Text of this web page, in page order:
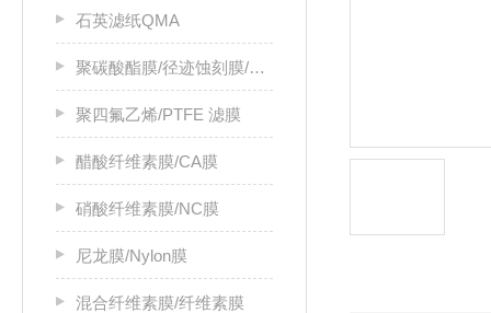
石英滤纸QMA
聚碳酸酯膜/径迹蚀刻膜/PC膜
聚四氟乙烯/PTFE 滤膜
醋酸纤维素膜/CA膜
硝酸纤维素膜/NC膜
尼龙膜/Nylon膜
混合纤维素膜/纤维素膜